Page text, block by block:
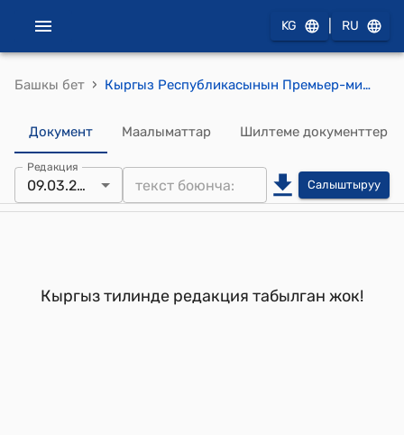
KG RU
Башкы бет › Кыргыз Республикасынын Премьер-министринин 2006-жылдын 7-мартындагы № 149 буйругу
Документ Маалыматтар Шилтеме документтер
Редакция
09.03.2007 Салыштыруу
Кыргыз тилинде редакция табылган жок!